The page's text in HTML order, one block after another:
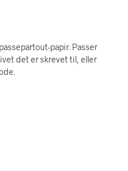
papir. Passer
det er skrevet til, eller